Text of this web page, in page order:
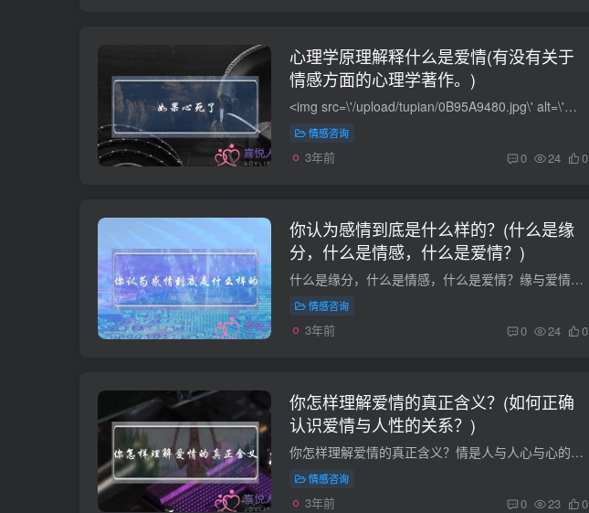
心理学原理解释什么是爱情(有没有关于
情感方面的心理学著作。)
˂img src=\'/upload/tupian/0B95A9480.jpg\' alt=\'心理学原理解释什么是爱情(有没有关于情感方面的心理学著作。)\' /˃心理学中的情感特征？ 感心理学 感心理学（psychology of emotion）是心...
情感咨询
3年前 0 24 0
你认为感情到底是什么样的？(什么是缘
分，什么是情感，什么是爱情？)
什么是缘分，什么是情感，什么是爱情？缘与爱情本是一家啊!就不要太强求.好多人,好多事.都在等你..爱情本就是一部忧伤的童话 任何一个读过它的人,都曾经或多或少留下过遗憾,当我们读完之后,.都...
情感咨询
3年前 0 24 0
你怎样理解爱情的真正含义？(如何正确
认识爱情与人性的关系？)
你怎样理解爱情的真正含义？情是人与人心与心的交流和融合，爱是深沉而专一的喜爱。爱情是一种感觉，一种体味，美好而苦涩。的确，要给爱情下定义是很困难的。我只能说：在灵魂中，爱是一种占支...
情感咨询
3年前 0 23 0